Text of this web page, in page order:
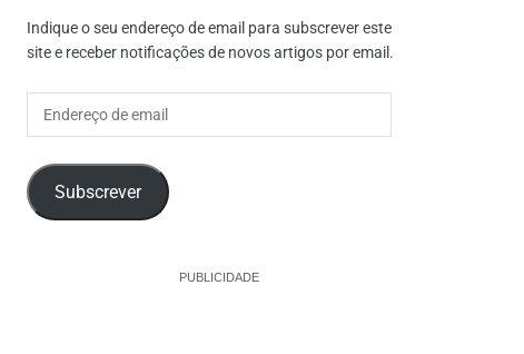
Indique o seu endereço de email para subscrever este
site e receber notificações de novos artigos por email.
Subscrever
PUBLICIDADE